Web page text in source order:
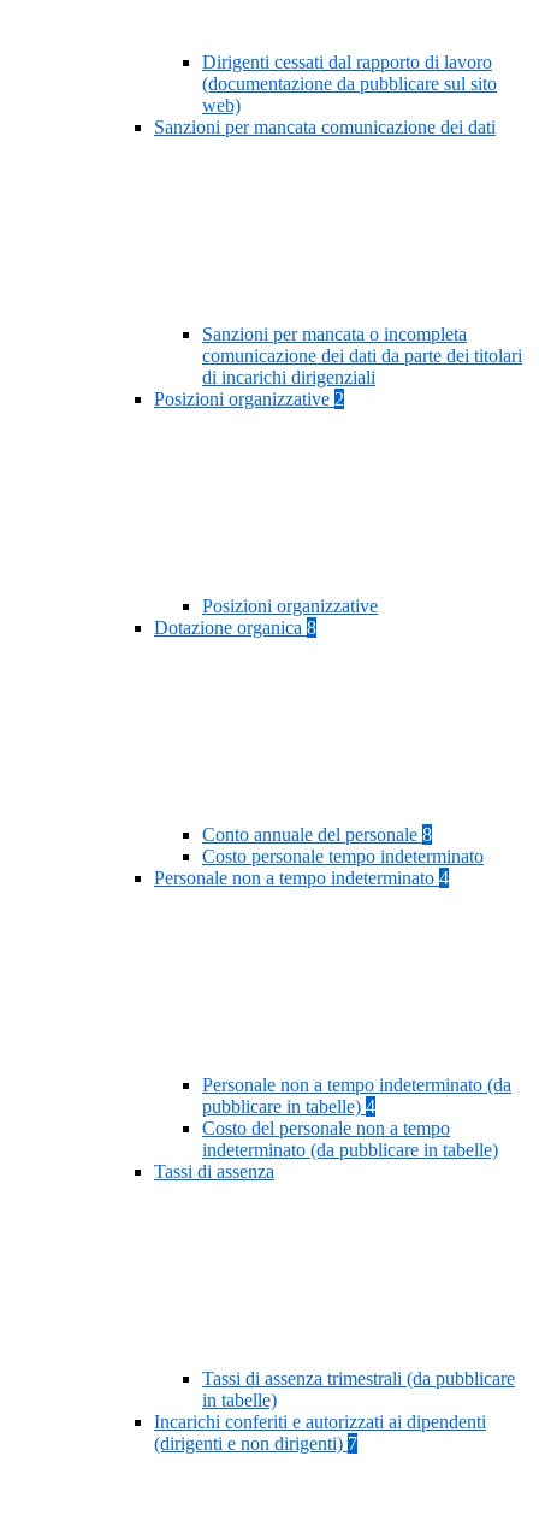
Dirigenti cessati dal rapporto di lavoro
(documentazione da pubblicare sul sito
web)
Sanzioni per mancata comunicazione dei dati
Sanzioni per mancata o incompleta
comunicazione dei dati da parte dei titolari
di incarichi dirigenziali
Posizioni organizzative 2
Posizioni organizzative
Dotazione organica 8
Conto annuale del personale 8
Costo personale tempo indeterminato
Personale non a tempo indeterminato 4
Personale non a tempo indeterminato (da
pubblicare in tabelle) 4
Costo del personale non a tempo
indeterminato (da pubblicare in tabelle)
Tassi di assenza
Tassi di assenza trimestrali (da pubblicare
in tabelle)
Incarichi conferiti e autorizzati ai dipendenti
(dirigenti e non dirigenti) 7